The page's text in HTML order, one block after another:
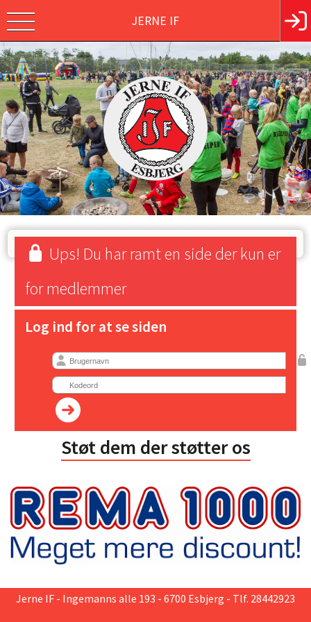
JERNE IF
Ups! Du har ramt en side der kun er
for medlemmer
Log ind for at se siden
Støt dem der støtter os
Jerne IF - Ingemanns alle 193 - 6700 Esbjerg - Tlf. 28442923